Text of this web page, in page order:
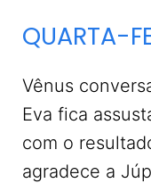
QUARTA-
Vênus
Eva fica
com o
agradece a